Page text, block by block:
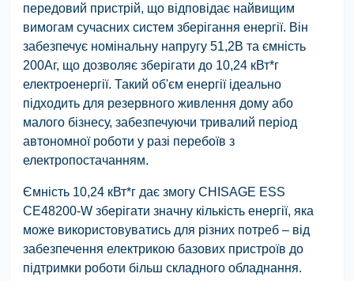
передовий пристрій, що відповідає найвищим
вимогам сучасних систем зберігання енергії. Він
забезпечує номінальну напругу 51,2В та ємність
200Аг, що дозволяє зберігати до 10,24 кВт*г
електроенергії. Такий об'єм енергії ідеально
підходить для резервного живлення дому або
малого бізнесу, забезпечуючи тривалий період
автономної роботи у разі перебоїв з
електропостачанням.
Ємність 10,24 кВт*г дає змогу CHISAGE ESS
CE48200-W зберігати значну кількість енергії, яка
може використовуватись для різних потреб – від
забезпечення електрикою базових пристроїв до
підтримки роботи більш складного обладнання.